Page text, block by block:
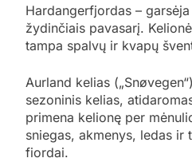
Hardangerfjordas –
žydinčiais pavasarį.
tampa spalvų ir kvapų
Aurland kelias
sezoninis kelias,
primena kelionę per
sniegas, akmenys, ledas ir
fiordai.